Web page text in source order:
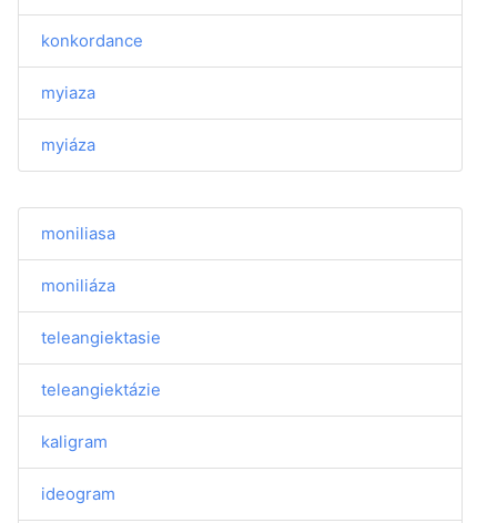
konkordance
myiaza
myiáza
moniliasa
moniliáza
teleangiektasie
teleangiektázie
kaligram
ideogram